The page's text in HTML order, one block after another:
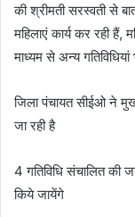
की श्रीमती सरस्वती से
महिलाएं कार्य कर रही हैं,
माध्यम से अन्य
जिला पंचायत सीईओ ने
जा रही है
4 गतिविधि संचालित की
किये जायेंगे